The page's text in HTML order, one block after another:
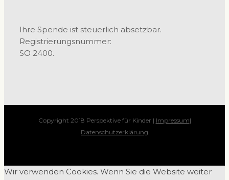
Ihre Spende ist steuerlich absetzbar.
Registrierungsnummer:
SO 2400.
Copyright 2018 Perspektive für Kinder | Impressum|
Datenschutzerklärung
Wir verwenden Cookies. Wenn Sie die Website weiter